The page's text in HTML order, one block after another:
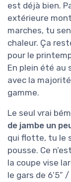
est déjà bien.
extérieure
marches, tu
chaleur. Ça
pour le
En plein été au
avec la
gamme.
Le seul vrai
de jambe un
qui flotte, tu le
pousse. Ce
la coupe vise
le gars de 6’5”